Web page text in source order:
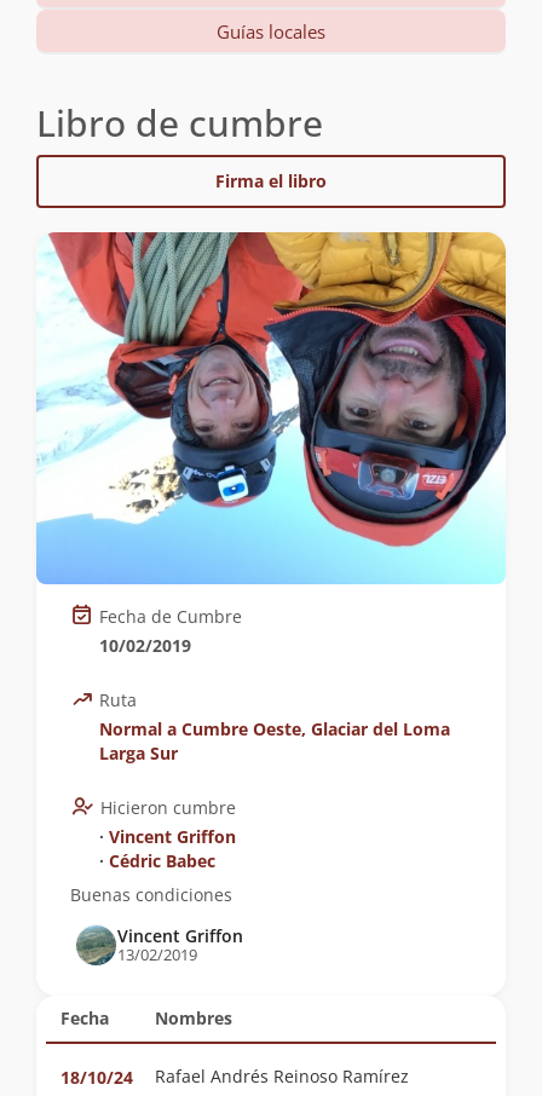
Guías locales
Libro de cumbre
Firma el libro
Fecha Nombres
18/10/24 Rafael Andrés Reinoso Ramírez
Fecha de Cumbre
10/02/2019
Ruta
Normal a Cumbre Oeste, Glaciar del Loma
Larga Sur
Hicieron cumbre
∙ Vincent Griffon
∙ Cédric Babec
Buenas condiciones
Vincent Griffon
13/02/2019